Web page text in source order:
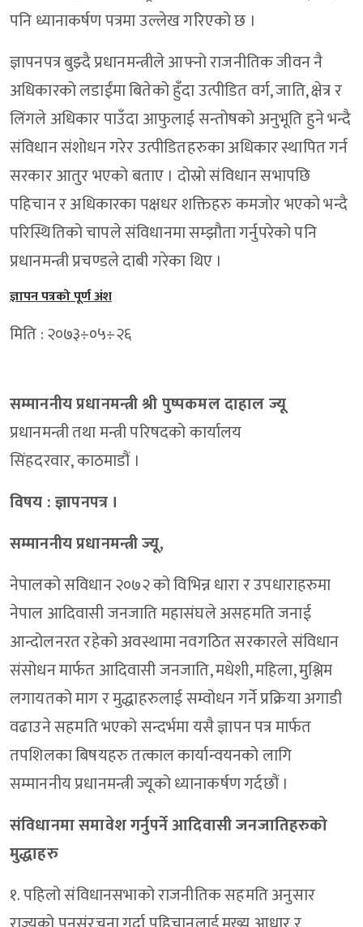
पनि ध्यानाकर्षण पत्रमा उल्लेख गरिएको छ ।
ज्ञापनपत्र बुझ्दै प्रधानमन्त्रीले आफ्नो राजनीतिक जीवन नै
अधिकारको लडाईंमा बितेको हुँदा उत्पीडित वर्ग, जाति, क्षेत्र र
लिंगले अधिकार पाउँदा आफुलाई सन्तोषको अनुभूति हुने भन्दै
संविधान संशोधन गरेर उत्पीडितहरुका अधिकार स्थापित गर्न
सरकार आतुर भएको बताए । दोस्रो संविधान सभापछि
पहिचान र अधिकारका पक्षधर शक्तिहरु कमजोर भएको भन्दै
परिस्थितिको चापले संविधानमा सम्झौता गर्नुपरेको पनि
प्रधानमन्त्री प्रचण्डले दाबी गरेका थिए ।
ज्ञापन पत्रको पूर्ण अंश
मिति : २०७३÷०५÷२६
सम्माननीय प्रधानमन्त्री श्री पुष्पकमल दाहाल ज्यू
प्रधानमन्त्री तथा मन्त्री परिषदको कार्यालय
सिंहदरवार, काठमाडौं ।
विषय : ज्ञापनपत्र ।
सम्माननीय प्रधानमन्त्री ज्यू,
नेपालको सविधान २०७२ को विभिन्न धारा र उपधाराहरुमा
नेपाल आदिवासी जनजाति महासंघले असहमति जनाई
आन्दोलनरत रहेको अवस्थामा नवगठित सरकारले संविधान
संसोधन मार्फत आदिवासी जनजाति, मधेशी, महिला, मुश्लिम
लगायतको माग र मुद्धाहरुलाई सम्वोधन गर्ने प्रक्रिया अगाडी
वढाउने सहमति भएको सन्दर्भमा यसै ज्ञापन पत्र मार्फत
तपशिलका बिषयहरु तत्काल कार्यान्वयनको लागि
सम्माननीय प्रधानमन्त्री ज्यूको ध्यानाकर्षण गर्दछौं ।
संविधानमा समावेश गर्नुपर्ने आदिवासी जनजातिहरुको
मुद्धाहरु
१. पहिलो संविधानसभाको राजनीतिक सहमति अनुसार